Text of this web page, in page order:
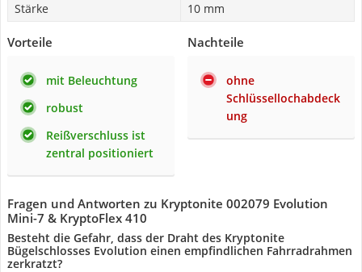
Stärke
10 mm
Vorteile
mit Beleuchtung
robust
Reißverschluss ist
zentral positioniert
Nachteile
ohne
Schlüssellochabdeck
ung
Fragen und Antworten zu Kryptonite 002079 Evolution
Mini-7 & KryptoFlex 410
Besteht die Gefahr, dass der Draht des Kryptonite
Bügelschlosses Evolution einen empfindlichen Fahrradrahmen
zerkratzt?